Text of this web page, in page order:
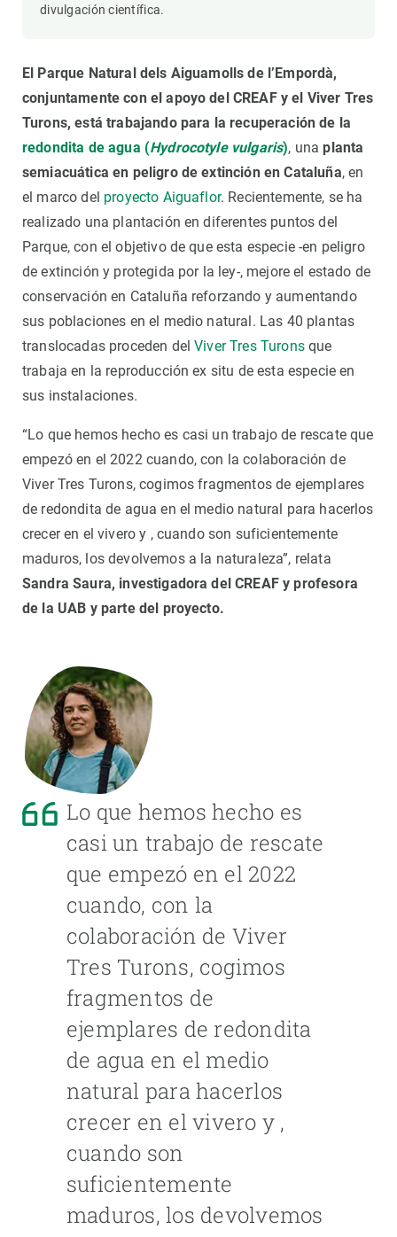
divulgación científica.
El Parque Natural dels Aiguamolls de l’Empordà,
conjuntamente con el apoyo del CREAF y el Viver Tres
Turons, está trabajando para la recuperación de la
redondita de agua (Hydrocotyle vulgaris), unaplanta
semiacuática en peligro de extinción en Cataluña, en
el marco del proyecto Aiguaflor. Recientemente, se ha
realizado una plantación en diferentes puntos del
Parque, con el objetivo de que esta especie -en peligro
de extinción y protegida por la ley-, mejore el estado de
conservación en Cataluña reforzando y aumentando
sus poblaciones en el medio natural. Las 40 plantas
translocadas proceden delViver Tres Turonsque
trabaja en la reproducción ex situ de esta especie en
sus instalaciones.
“Lo que hemos hecho es casi un trabajo de rescate que
empezó en el 2022 cuando, con la colaboración de
Viver Tres Turons, cogimos fragmentos de ejemplares
de redondita de agua en el medio natural para hacerlos
crecer en el vivero y , cuando son suficientemente
maduros, los devolvemos a la naturaleza”, relata
Sandra Saura, investigadora del CREAF y profesora
de la UAB y parte del proyecto.
Lo que hemos hecho es
casi un trabajo de rescate
que empezó en el 2022
cuando, con la
colaboración de Viver
Tres Turons, cogimos
fragmentos de
ejemplares de redondita
de agua en el medio
natural para hacerlos
crecer en el vivero y ,
cuando son
suficientemente
maduros, los devolvemos